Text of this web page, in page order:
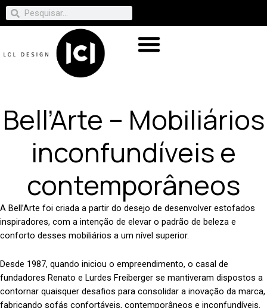
Bell’Arte – Mobiliários
inconfundíveis e
contemporâneos
A Bell’Arte foi criada a partir do desejo de desenvolver estofados
inspiradores, com a intenção de elevar o padrão de beleza e
conforto desses mobiliários a um nível superior.
Desde 1987, quando iniciou o empreendimento, o casal de
fundadores Renato e Lurdes Freiberger se mantiveram dispostos a
contornar quaisquer desafios para consolidar a inovação da marca,
fabricando sofás confortáveis, contemporâneos e inconfundíveis.